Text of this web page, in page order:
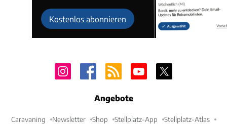
Kostenlos abonnieren
Angebote
Caravaning Newsletter Shop Stellplatz-App Stellplatz-Atlas